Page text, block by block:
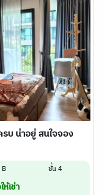
บ น่าอยู่ สนใจจอง
B ชั้น 4
ห้เช่า